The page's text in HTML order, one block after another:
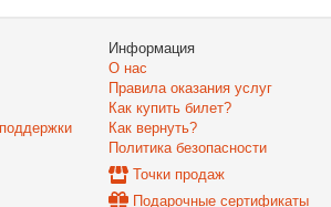
Информация
О нас
Правила оказания услуг
Как купить билет?
Как вернуть?
Политика безопасности
Точки продаж
Подарочные сертификаты